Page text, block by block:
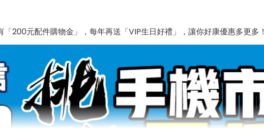
200元配件購物金」，每年再送「VIP生日好禮」，讓你好康優惠多更多！